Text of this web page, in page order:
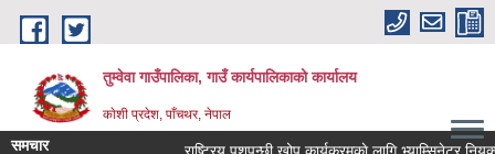
Skip to main content
तुम्वेवा गाउँपालिका, गाउँ कार्यपालिकाको कार्यालय
काेशी प्रदेश, पाँचथर, नेपाल
समचार